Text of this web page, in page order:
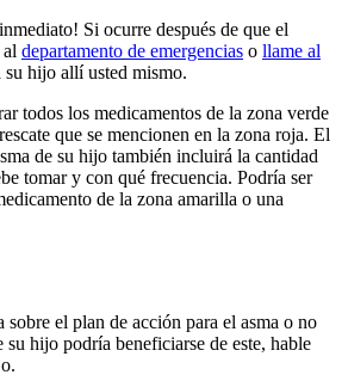
Si ocurre después de que el
departamento de emergencias o llame al
su hijo allí usted mismo.
todos los medicamentos de la zona verde
que se mencionen en la zona roja. El
de su hijo también incluirá la cantidad
tomar y con qué frecuencia. Podría ser
de la zona amarilla o una
sobre el plan de acción para el asma o no
su hijo podría beneficiarse de este, hable